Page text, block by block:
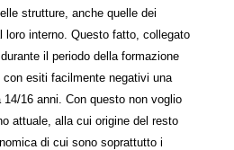
strutture, anche quelle dei
loro interno. Questo fatto, collegato
il periodo della formazione
esiti facilmente negativi una
16 anni. Con questo non voglio
attuale, alla cui origine del resto
di cui sono soprattutto i